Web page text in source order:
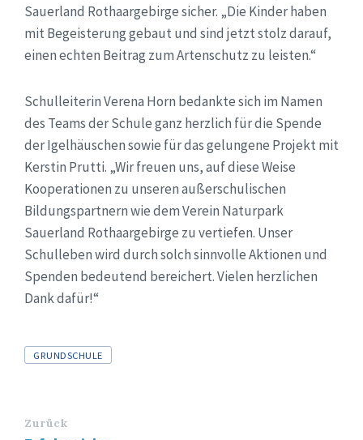
Sauerland Rothaargebirge sicher. „Die Kinder haben
mit Begeisterung gebaut und sind jetzt stolz darauf,
einen echten Beitrag zum Artenschutz zu leisten.“
Schulleiterin Verena Horn bedankte sich im Namen
des Teams der Schule ganz herzlich für die Spende
der Igelhäuschen sowie für das gelungene Projekt mit
Kerstin Prutti. „Wir freuen uns, auf diese Weise
Kooperationen zu unseren außerschulischen
Bildungspartnern wie dem Verein Naturpark
Sauerland Rothaargebirge zu vertiefen. Unser
Schulleben wird durch solch sinnvolle Aktionen und
Spenden bedeutend bereichert. Vielen herzlichen
Dank dafür!“
Tags
GRUNDSCHULE
Zurück